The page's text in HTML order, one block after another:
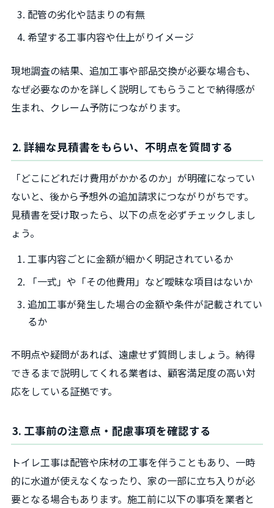
配管の劣化や詰まりの有無
希望する工事内容や仕上がりイメージ
現地調査の結果、追加工事や部品交換が必要な場合も、
なぜ必要なのかを詳しく説明してもらうことで納得感が
生まれ、クレーム予防につながります。
2. 詳細な見積書をもらい、不明点を質問する
「どこにどれだけ費用がかかるのか」が明確になってい
ないと、後から予想外の追加請求につながりがちです。
見積書を受け取ったら、以下の点を必ずチェックしまし
ょう。
工事内容ごとに金額が細かく明記されているか
「一式」や「その他費用」など曖昧な項目はないか
追加工事が発生した場合の金額や条件が記載されてい
るか
不明点や疑問があれば、遠慮せず質問しましょう。納得
できるまで説明してくれる業者は、顧客満足度の高い対
応をしている証拠です。
3. 工事前の注意点・配慮事項を確認する
トイレ工事は配管や床材の工事を伴うこともあり、一時
的に水道が使えなくなったり、家の一部に立ち入りが必
要となる場合もあります。施工前に以下の事項を業者と